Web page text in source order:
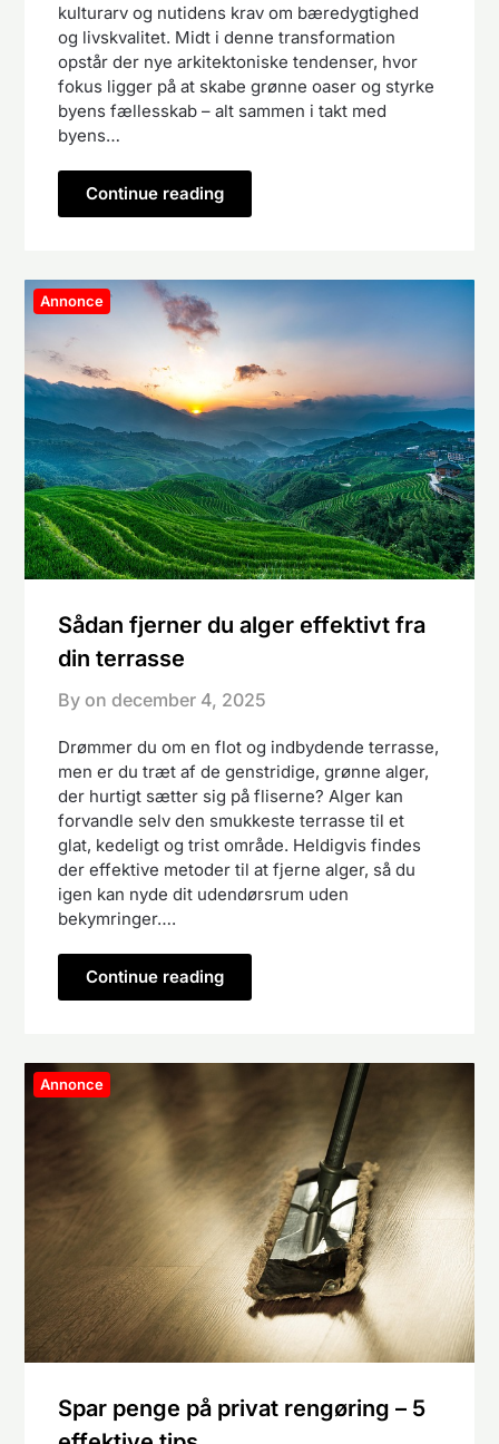
kulturarv og nutidens krav om bæredygtighed
og livskvalitet. Midt i denne transformation
opstår der nye arkitektoniske tendenser, hvor
fokus ligger på at skabe grønne oaser og styrke
byens fællesskab – alt sammen i takt med
byens…
Continue reading
Annonce
Sådan fjerner du alger effektivt fra
din terrasse
By on december 4, 2025
Drømmer du om en flot og indbydende terrasse,
men er du træt af de genstridige, grønne alger,
der hurtigt sætter sig på fliserne? Alger kan
forvandle selv den smukkeste terrasse til et
glat, kedeligt og trist område. Heldigvis findes
der effektive metoder til at fjerne alger, så du
igen kan nyde dit udendørsrum uden
bekymringer….
Continue reading
Annonce
Spar penge på privat rengøring – 5